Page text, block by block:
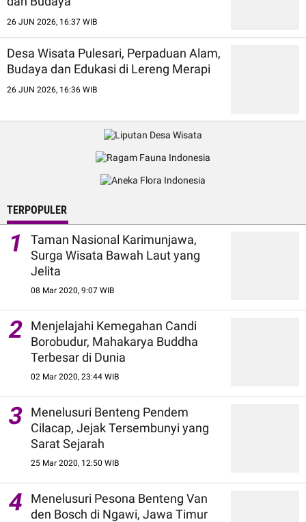
26 JUN 2026, 16:37 WIB
Desa Wisata Pulesari, Perpaduan Alam,
Budaya dan Edukasi di Lereng Merapi
26 JUN 2026, 16:36 WIB
TERPOPULER
1
Taman Nasional Karimunjawa,
Surga Wisata Bawah Laut yang
Jelita
08 Mar 2020, 9:07 WIB
2
Menjelajahi Kemegahan Candi
Borobudur, Mahakarya Buddha
Terbesar di Dunia
02 Mar 2020, 23:44 WIB
3
Menelusuri Benteng Pendem
Cilacap, Jejak Tersembunyi yang
Sarat Sejarah
25 Mar 2020, 12:50 WIB
4
Menelusuri Pesona Benteng Van
den Bosch di Ngawi, Jawa Timur